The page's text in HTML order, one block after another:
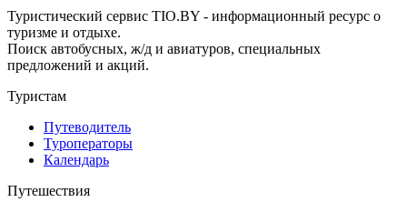
Туристический сервис TIO.BY - информационный ресурс о
туризме и отдыхе.
Поиск автобусных, ж/д и авиатуров, специальных
предложений и акций.
Туристам
Путеводитель
Туроператоры
Календарь
Путешествия